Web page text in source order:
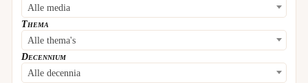
Alle media
Thema
Alle thema's
Decennium
Alle decennia